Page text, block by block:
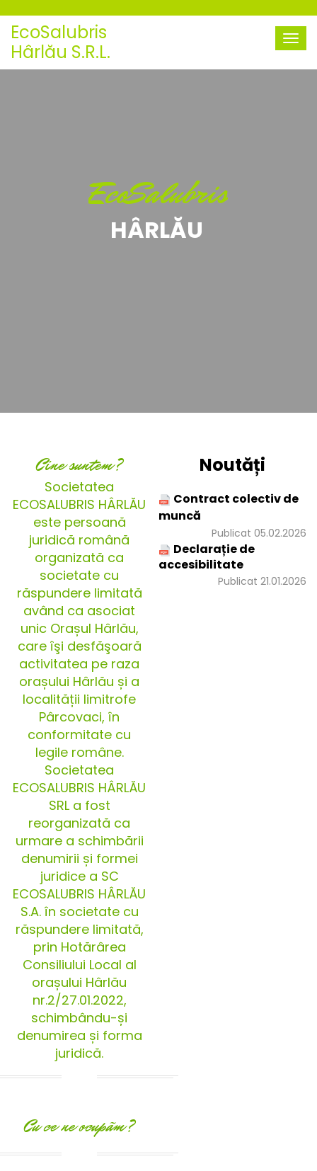
EcoSalubris
Hârlău S.R.L.
EcoSalubris
HÂRLĂU
Cine suntem?
Societatea
ECOSALUBRIS HÂRLĂU
este persoană
juridică română
organizată ca
societate cu
răspundere limitată
având ca asociat
unic Orașul Hârlău,
care îşi desfăşoară
activitatea pe raza
orașului Hârlău și a
localității limitrofe
Pârcovaci, în
conformitate cu
legile române.
Societatea
ECOSALUBRIS HÂRLĂU
SRL a fost
reorganizată ca
urmare a schimbării
denumirii și formei
juridice a SC
ECOSALUBRIS HÂRLĂU
S.A. în societate cu
răspundere limitată,
prin Hotărârea
Consiliului Local al
orașului Hârlău
nr.2/27.01.2022,
schimbându-și
denumirea și forma
juridică.
Cu ce ne ocupãm?
Noutăți
Contract colectiv de
muncă
Publicat 05.02.2026
Declarație de
accesibilitate
Publicat 21.01.2026